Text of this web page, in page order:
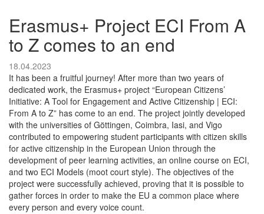
Erasmus+ Project ECI From A
to Z comes to an end
18.04.2023
It has been a fruitful journey! After more than two years of
dedicated work, the Erasmus+ project “European Citizens’
Initiative: A Tool for Engagement and Active Citizenship | ECI:
From A to Z” has come to an end. The project jointly developed
with the universities of Göttingen, Coimbra, Iasi, and Vigo
contributed to empowering student participants with citizen skills
for active citizenship in the European Union through the
development of peer learning activities, an online course on ECI,
and two ECI Models (moot court style). The objectives of the
project were successfully achieved, proving that it is possible to
gather forces in order to make the EU a common place where
every person and every voice count.